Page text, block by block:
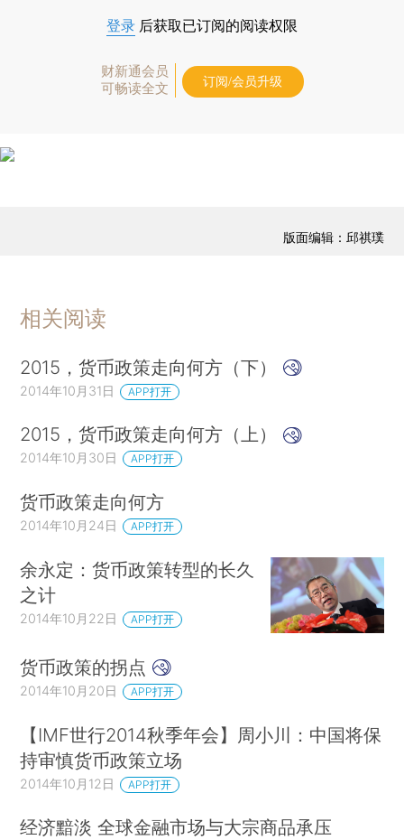
登录 后获取已订阅的阅读权限
财新通会员
可畅读全文
订阅/会员升级
版面编辑：邱祺璞
相关阅读
2015，货币政策走向何方（下）
2014年10月31日 APP打开
2015，货币政策走向何方（上）
2014年10月30日 APP打开
货币政策走向何方
2014年10月24日 APP打开
余永定：货币政策转型的长久
之计
2014年10月22日 APP打开
货币政策的拐点
2014年10月20日 APP打开
【IMF世行2014秋季年会】周小川：中国将保
持审慎货币政策立场
2014年10月12日 APP打开
经济黯淡 全球金融市场与大宗商品承压